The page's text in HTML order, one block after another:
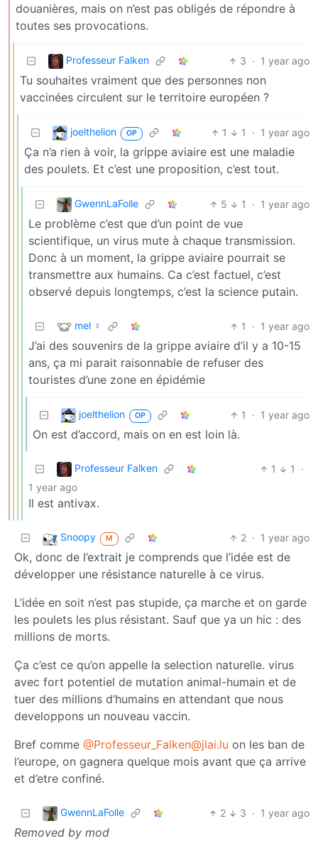
douanières, mais on n’est pas obligés de répondre à
toutes ses provocations.
Professeur Falken 3 · 1 year ago
Tu souhaites vraiment que des personnes non
vaccinées circulent sur le territoire européen ?
joelthelion OP 1 1 · 1 year ago
Ça n’a rien à voir, la grippe aviaire est une maladie
des poulets. Et c’est une proposition, c’est tout.
GwennLaFolle 5 1 · 1 year ago
Le problème c’est que d’un point de vue
scientifique, un virus mute à chaque transmission.
Donc à un moment, la grippe aviaire pourrait se
transmettre aux humains. Ca c’est factuel, c’est
observé depuis longtemps, c’est la science putain.
mel ♀ 1 · 1 year ago
J’ai des souvenirs de la grippe aviaire d’il y a 10-15
ans, ça mi parait raisonnable de refuser des
touristes d’une zone en épidémie
joelthelion OP 1 · 1 year ago
On est d’accord, mais on en est loin là.
Professeur Falken 1 1
·
1 year ago
Il est antivax.
Snoopy M 2 · 1 year ago
Ok, donc de l’extrait je comprends que l’idée est de
développer une résistance naturelle à ce virus.
L’idée en soit n’est pas stupide, ça marche et on garde
les poulets les plus résistant. Sauf que ya un hic : des
millions de morts.
Ça c’est ce qu’on appelle la selection naturelle. virus
avec fort potentiel de mutation animal-humain et de
tuer des millions d’humains en attendant que nous
developpons un nouveau vaccin.
Bref comme @Professeur_Falken@jlai.lu on les ban de
l’europe, on gagnera quelque mois avant que ça arrive
et d’etre confiné.
GwennLaFolle 2 3 · 1 year ago
Removed by mod